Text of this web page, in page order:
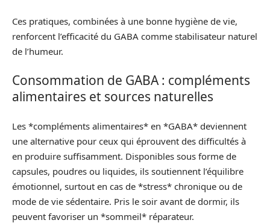
Ces pratiques, combinées à une bonne hygiène de vie,
renforcent l’efficacité du GABA comme stabilisateur naturel
de l’humeur.
Consommation de GABA : compléments
alimentaires et sources naturelles
Les *compléments alimentaires* en *GABA* deviennent
une alternative pour ceux qui éprouvent des difficultés à
en produire suffisamment. Disponibles sous forme de
capsules, poudres ou liquides, ils soutiennent l’équilibre
émotionnel, surtout en cas de *stress* chronique ou de
mode de vie sédentaire. Pris le soir avant de dormir, ils
peuvent favoriser un *sommeil* réparateur.